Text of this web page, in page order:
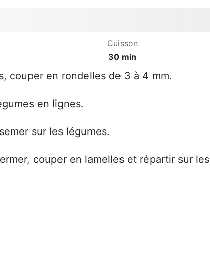
Cuisson
30 min
couper en rondelles de 3 à 4 mm.
en lignes.
sur les légumes.
couper en lamelles et répartir sur les